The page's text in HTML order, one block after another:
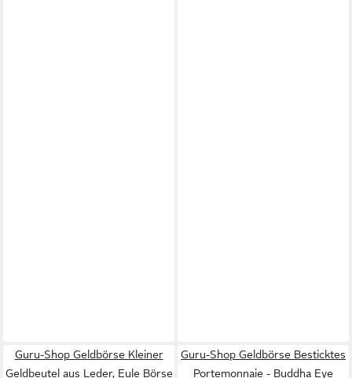
Guru-Shop Geldbörse Kleiner
Geldbeutel aus Leder, Eule Börse
Guru-Shop Geldbörse Besticktes
Portemonnaie - Buddha Eye